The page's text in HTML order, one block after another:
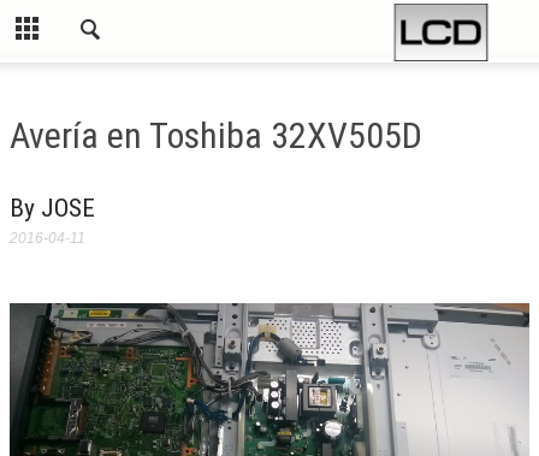
Avería en Toshiba 32XV505D
By JOSE
2016-04-11